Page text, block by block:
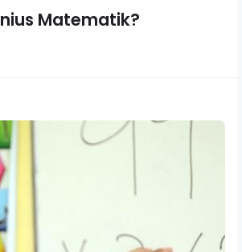
Matematik?